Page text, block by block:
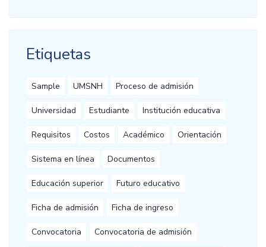
Etiquetas
Sample UMSNH Proceso de admisión
Universidad Estudiante Institución educativa
Requisitos Costos Académico Orientación
Sistema en línea Documentos
Educación superior Futuro educativo
Ficha de admisión Ficha de ingreso
Convocatoria Convocatoria de admisión